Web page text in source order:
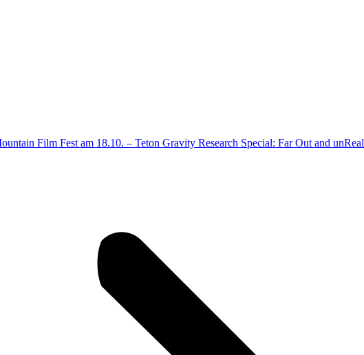
Film Fest am 18.10. – Teton Gravity Research Special: Far Out and unReal